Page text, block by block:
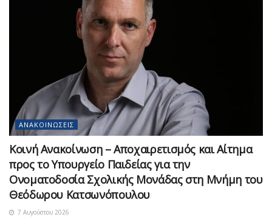
ΑΝΑΚΟΙΝΏΣΕΙΣ
Κοινή Ανακοίνωση – Αποχαιρετισμός και Αίτημα
προς το Υπουργείο Παιδείας για την
Ονοματοδοσία Σχολικής Μονάδας στη Μνήμη του
Θεόδωρου Κατσωνόπουλου
7 Αυγούστου 2026